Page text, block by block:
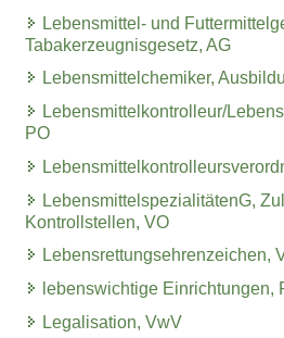
Lebensmittel- und
Tabakerzeugnisgesetz, AG
Lebensmittelchemiker,
Lebensmittelkontrolleur/
PO
LebensmittelspezialitätenG,
Kontrollstellen, VO
Lebensrettungsehrenzeichen,
lebenswichtige Einrichtungen,
Legalisation, VwV